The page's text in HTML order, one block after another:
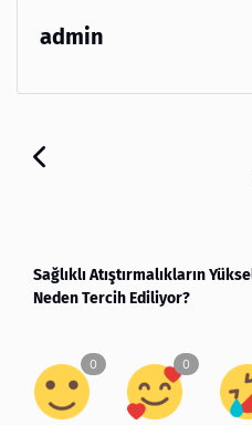
admin
Sağlıklı Atıştırmalıkların
Neden Tercih Ediliyor?